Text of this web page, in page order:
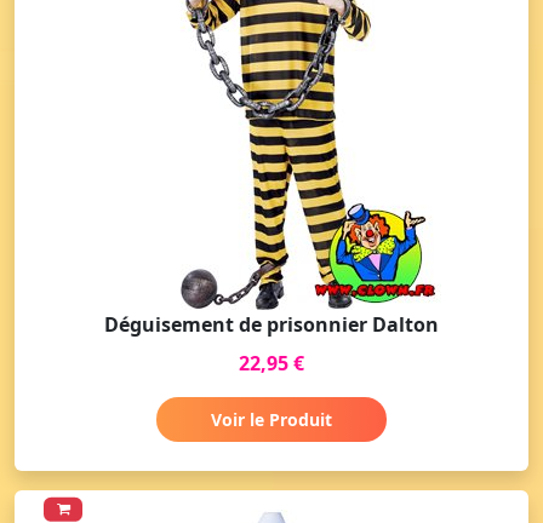
Déguisement de prisonnier Dalton
22,95 €
Voir le Produit